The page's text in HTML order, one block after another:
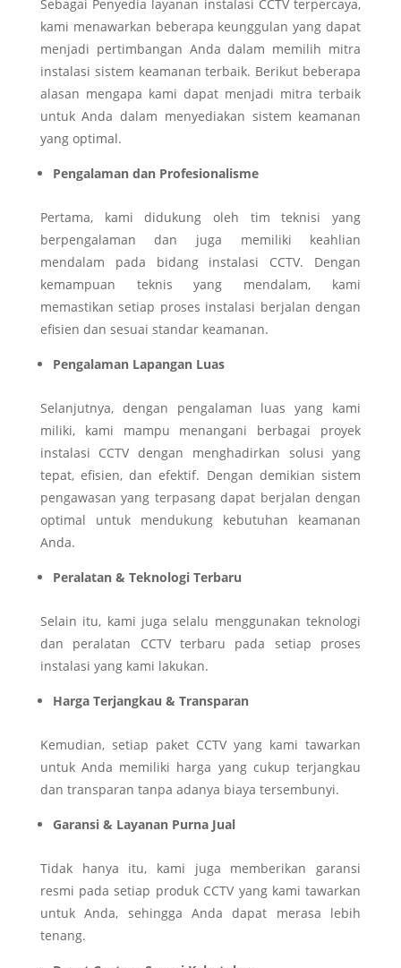
Sebagai Penyedia layanan instalasi CCTV terpercaya,
kami menawarkan beberapa keunggulan yang dapat
menjadi pertimbangan Anda dalam memilih mitra
instalasi sistem keamanan terbaik. Berikut beberapa
alasan mengapa kami dapat menjadi mitra terbaik
untuk Anda dalam menyediakan sistem keamanan
yang optimal.
Pengalaman dan Profesionalisme
Pertama, kami didukung oleh tim teknisi yang
berpengalaman dan juga memiliki keahlian
mendalam pada bidang instalasi CCTV. Dengan
kemampuan teknis yang mendalam, kami
memastikan setiap proses instalasi berjalan dengan
efisien dan sesuai standar keamanan.
Pengalaman Lapangan Luas
Selanjutnya, dengan pengalaman luas yang kami
miliki, kami mampu menangani berbagai proyek
instalasi CCTV dengan menghadirkan solusi yang
tepat, efisien, dan efektif. Dengan demikian sistem
pengawasan yang terpasang dapat berjalan dengan
optimal untuk mendukung kebutuhan keamanan
Anda.
Peralatan & Teknologi Terbaru
Selain itu, kami juga selalu menggunakan teknologi
dan peralatan CCTV terbaru pada setiap proses
instalasi yang kami lakukan.
Harga Terjangkau & Transparan
Kemudian, setiap paket CCTV yang kami tawarkan
untuk Anda memiliki harga yang cukup terjangkau
dan transparan tanpa adanya biaya tersembunyi.
Garansi & Layanan Purna Jual
Tidak hanya itu, kami juga memberikan garansi
resmi pada setiap produk CCTV yang kami tawarkan
untuk Anda, sehingga Anda dapat merasa lebih
tenang.